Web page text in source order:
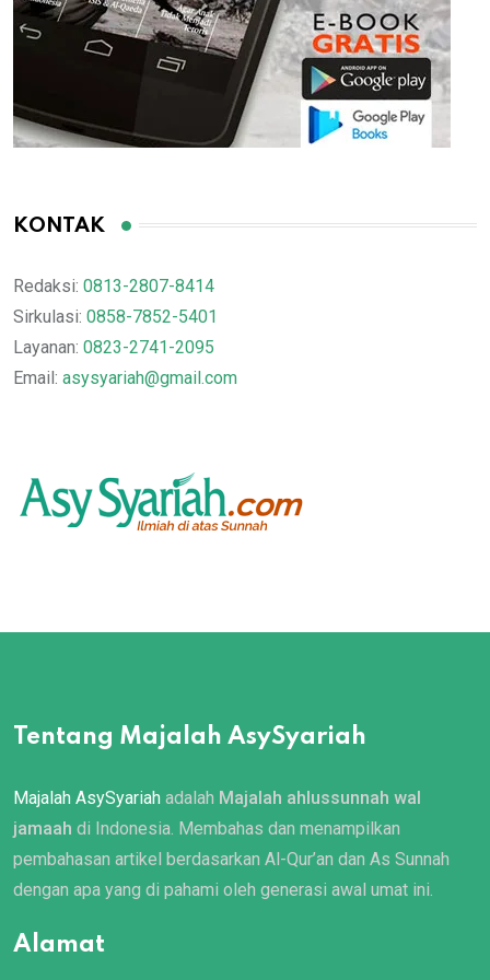
KONTAK
Redaksi: 0813-2807-8414
Sirkulasi: 0858-7852-5401
Layanan: 0823-2741-2095
Email: asysyariah@gmail.com
Tentang Majalah AsySyariah
Majalah AsySyariah adalah Majalah ahlussunnah wal
jamaah di Indonesia. Membahas dan menampilkan
pembahasan artikel berdasarkan Al-Qur’an dan As Sunnah
dengan apa yang di pahami oleh generasi awal umat ini.
Alamat